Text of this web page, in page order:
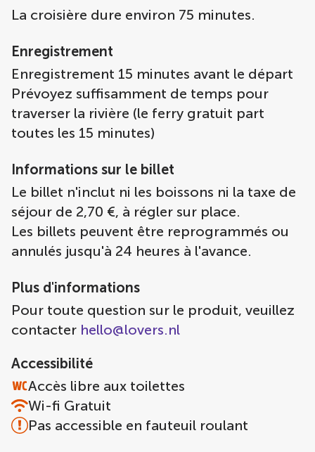
La croisière dure environ 75 minutes.
Enregistrement
Enregistrement 15 minutes avant le départ
Prévoyez suffisamment de temps pour
traverser la rivière (le ferry gratuit part
toutes les 15 minutes)
Informations sur le billet
Le billet n'inclut ni les boissons ni la taxe de
séjour de 2,70 €, à régler sur place.
Les billets peuvent être reprogrammés ou
annulés jusqu'à 24 heures à l'avance.
Plus d'informations
Pour toute question sur le produit, veuillez
contacter hello@lovers.nl
Accessibilité
Accès libre aux toilettes
Wi-fi Gratuit
Pas accessible en fauteuil roulant